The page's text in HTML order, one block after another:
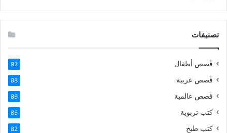
تصنيفات
قصص أطفال 92
قصص عربية 88
قصص عالمية 86
كتب تربوية 85
كتب طبخ 82